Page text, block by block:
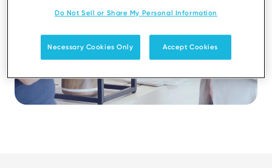
Do Not Sell or Share My Personal Information
Necessary Cookies Only Accept Cookies